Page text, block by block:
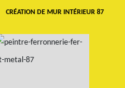
CRÉATION DE MUR INTÉRIEUR 87